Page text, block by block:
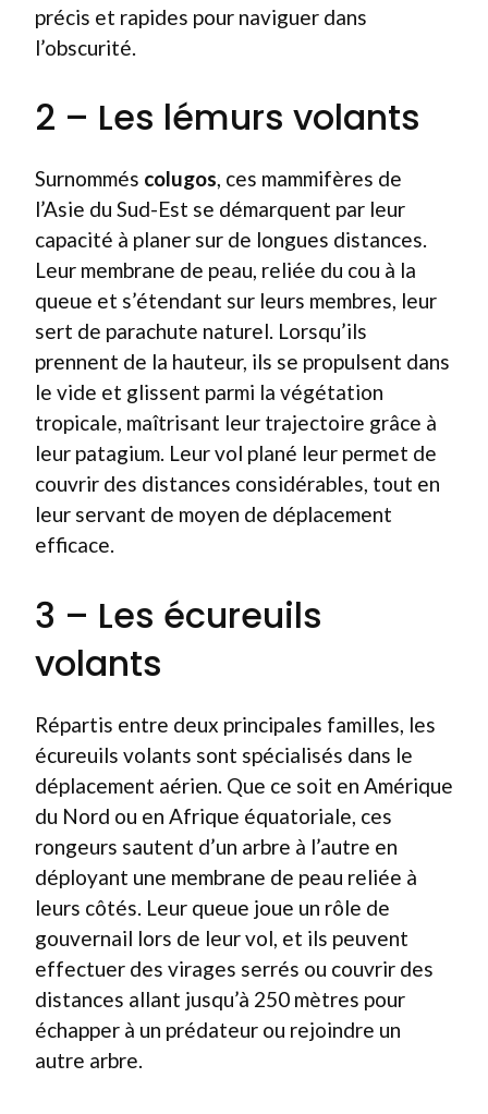
précis et rapides pour naviguer dans
l’obscurité.
2 – Les lémurs volants
Surnommés colugos, ces mammifères de
l’Asie du Sud-Est se démarquent par leur
capacité à planer sur de longues distances.
Leur membrane de peau, reliée du cou à la
queue et s’étendant sur leurs membres, leur
sert de parachute naturel. Lorsqu’ils
prennent de la hauteur, ils se propulsent dans
le vide et glissent parmi la végétation
tropicale, maîtrisant leur trajectoire grâce à
leur patagium. Leur vol plané leur permet de
couvrir des distances considérables, tout en
leur servant de moyen de déplacement
efficace.
3 – Les écureuils
volants
Répartis entre deux principales familles, les
écureuils volants sont spécialisés dans le
déplacement aérien. Que ce soit en Amérique
du Nord ou en Afrique équatoriale, ces
rongeurs sautent d’un arbre à l’autre en
déployant une membrane de peau reliée à
leurs côtés. Leur queue joue un rôle de
gouvernail lors de leur vol, et ils peuvent
effectuer des virages serrés ou couvrir des
distances allant jusqu’à 250 mètres pour
échapper à un prédateur ou rejoindre un
autre arbre.